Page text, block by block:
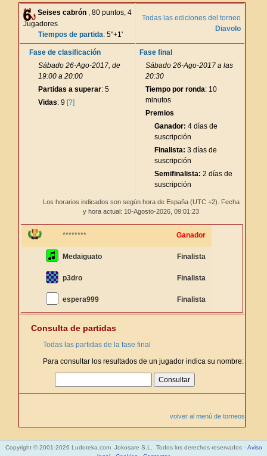
Seises cabrón , 80 puntos, 4
Jugadores
Tiempos de partida: 5"+1'
Todas las ediciones del torneo
Diavolo
Fase de clasificación
Sábado 26-Ago-2017, de
19:00 a 20:00
Partidas a superar: 5
Vidas: 9 [?]
Fase final
Sábado 26-Ago-2017 a las
20:30
Tiempo por ronda: 10
minutos
Premios
Ganador: 4 días de
suscripción
Finalista: 3 días de
suscripción
Semifinalista: 2 días de
suscripción
Los horarios indicados son según hora de España (UTC +2). Fecha
y hora actual: 10-Agosto-2026, 09:01:23
******** Ganador
Medaiguato Finalista
p3dro Finalista
espera999 Finalista
Consulta de partidas
Todas las partidas de la fase final
Para consultar los resultados de un jugador indica su nombre:
volver al menú de torneos
Copyright © 2001-2026 Ludoteka.com Jokosare S.L. Todos los derechos reservados - Aviso